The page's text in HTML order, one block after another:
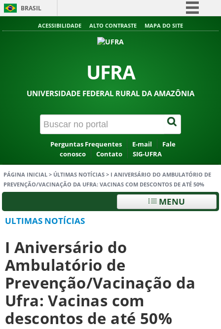
BRASIL
Simplifique!
Acesso à informação
ACESSIBILIDADE ALTO CONTRASTE MAPA DO SITE
UFRA
UNIVERSIDADE FEDERAL RURAL DA AMAZÔNIA
Perguntas Frequentes E-mail
Fale
conosco
Contato SIG-UFRA
PÁGINA INICIAL > ÚLTIMAS NOTÍCIAS > I ANIVERSÁRIO DO AMBULATÓRIO DE
PREVENÇÃO/VACINAÇÃO DA UFRA: VACINAS COM DESCONTOS DE ATÉ 50%
MENU
ULTIMAS NOTÍCIAS
I Aniversário do
Ambulatório de
Prevenção/Vacinação da
Ufra: Vacinas com
descontos de até 50%